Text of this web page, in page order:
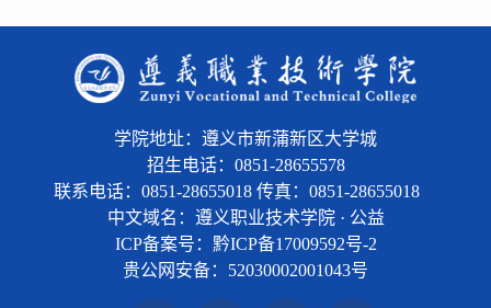
学院地址：遵义市新蒲新区大学城
招生电话：0851-28655578
联系电话：0851-28655018 传真：0851-28655018
中文域名：遵义职业技术学院 · 公益
ICP备案号：黔ICP备17009592号-2
贵公网安备： 52030002001043号